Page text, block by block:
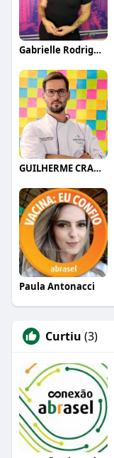
Gabrielle Rodrigues
GUILHERME CRAMER BALLE
Paula Antonacci
Curtiu (3)